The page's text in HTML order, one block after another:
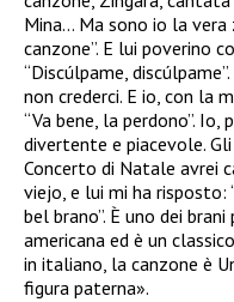
Mina… Ma sono io la
canzone”. E lui poverino
“Discúlpame,
non crederci. E io, con la
“Va bene, la perdono”.
divertente e piacevole.
Concerto di Natale avrei
viejo, e lui mi ha risposto:
bel brano”. È uno dei
americana ed è un
in italiano, la canzone è
figura paterna».